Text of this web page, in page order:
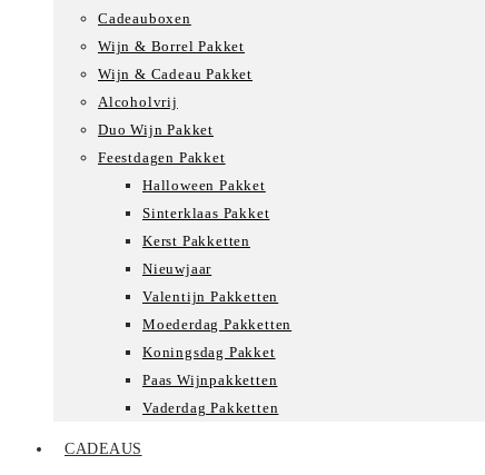
Cadeauboxen
Wijn & Borrel Pakket
Wijn & Cadeau Pakket
Alcoholvrij
Duo Wijn Pakket
Feestdagen Pakket
Halloween Pakket
Sinterklaas Pakket
Kerst Pakketten
Nieuwjaar
Valentijn Pakketten
Moederdag Pakketten
Koningsdag Pakket
Paas Wijnpakketten
Vaderdag Pakketten
CADEAUS